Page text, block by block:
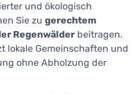
und ökologisch
Sie zu gerechtem
Regenwälder beitragen.
lokale Gemeinschaften und
ohne Abholzung der